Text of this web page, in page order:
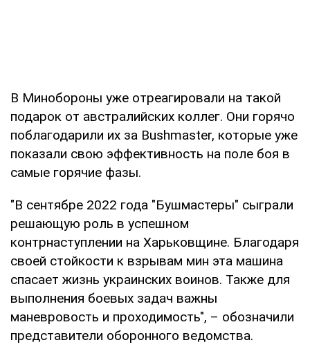
В Минобороны уже отреагировали на такой
подарок от австралийских коллег. Они горячо
поблагодарили их за Bushmaster, которые уже
показали свою эффективность на поле боя в
самые горячие фазы.
"В сентябре 2022 года "Бушмастеры" сыграли
решающую роль в успешном
контрнаступлении на Харьковщине. Благодаря
своей стойкости к взрывам мин эта машина
спасает жизнь украинских воинов. Также для
выполнения боевых задач важны
маневровость и проходимость", – обозначили
представители оборонного ведомства.